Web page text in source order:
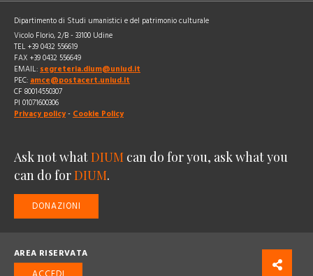
Dipartimento di Studi umanistici e del patrimonio culturale
Vicolo Florio, 2/B - 33100 Udine
TEL +39 0432 556619
FAX +39 0432 556649
EMAIL: segreteria.dium@uniud.it
PEC: amce@postacert.uniud.it
CF 80014550307
PI 01071600306
Privacy policy - Cookie Policy
Ask not whatDIUM can do for you, ask what you
can do forDIUM.
DONAZIONI
AREA RISERVATA